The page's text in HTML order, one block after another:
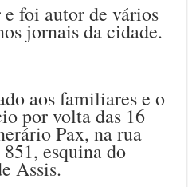
e foi autor de vários
jornais da cidade.
aos familiares e o
por volta das 16
Pax, na rua
esquina do
Assis.